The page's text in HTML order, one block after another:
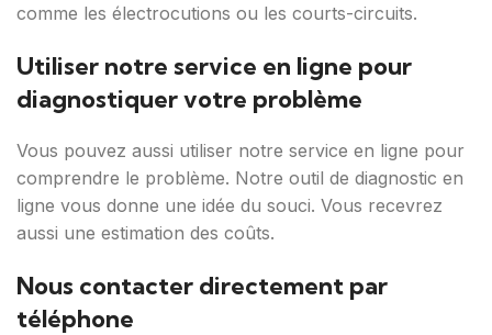
comme les électrocutions ou les courts-circuits.
Utiliser notre service en ligne pour
diagnostiquer votre problème
Vous pouvez aussi utiliser notre service en ligne pour
comprendre le problème. Notre outil de diagnostic en
ligne vous donne une idée du souci. Vous recevrez
aussi une estimation des coûts.
Nous contacter directement par
téléphone